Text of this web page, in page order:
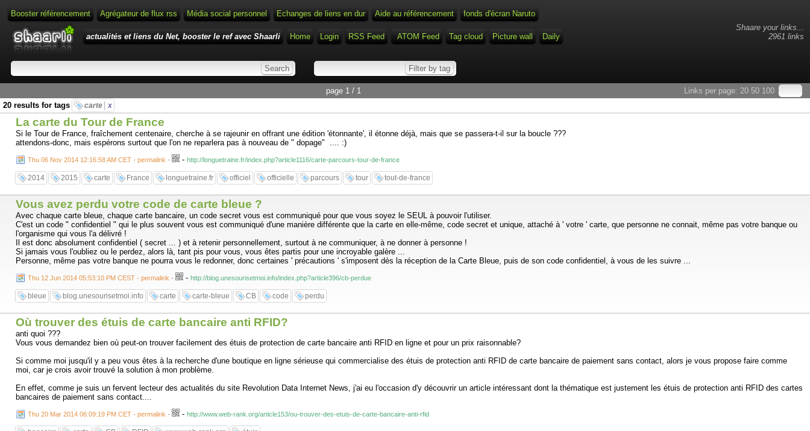
Booster référencement Agrégateur de flux rss Média social personnel Echanges de liens en dur Aide au référencement
fonds d'écran Naruto
Shaare your links...
2961 links
actualités et liens du Net, booster le ref avec Shaarli Home Login RSS Feed ATOM Feed Tag cloud Picture wall Daily
Links per page: 20 50 100
page 1 / 1
20 results for tags
carte x
La carte du Tour de France
Si le Tour de France, fraîchement centenaire, cherche à se rajeunir en offrant une édition 'étonnante', il étonne déjà, mais que se passera-t-il sur la boucle ???
attendons-donc, mais espérons surtout que l'on ne reparlera pas à nouveau de " dopage" .... :)
Thu 06 Nov 2014 12:16:58 AM CET - permalink - - http://longuetraine.fr/index.php?article1116/carte-parcours-tour-de-france
2014 2015 carte France longuetraine.fr officiel officielle parcours tour tout-de-france
Vous avez perdu votre code de carte bleue ?
Avec chaque carte bleue, chaque carte bancaire, un code secret vous est communiqué pour que vous soyez le SEUL à pouvoir l'utiliser.
C'est un code " confidentiel " qui le plus souvent vous est communiqué d'une manière différente que la carte en elle-même, code secret et unique, attaché à ' votre ' carte, que personne ne connait, même pas votre banque ou
l'organisme qui vous l'a délivré !
Il est donc absolument confidentiel ( secret ... ) et à retenir personnellement, surtout à ne communiquer, à ne donner à personne !
Si jamais vous l'oubliez ou le perdez, alors là, tant pis pour vous, vous êtes partis pour une incroyable galère ...
Personne, même pas votre banque ne pourra vous le redonner, donc certaines ' précautions ' s'imposent dès la réception de la Carte Bleue, puis de son code confidentiel, à vous de les suivre ...
Thu 12 Jun 2014 05:53:10 PM CEST - permalink - - http://blog.unesourisetmoi.info/index.php?article396/cb-perdue
bleue blog.unesourisetmoi.info carte carte-bleue CB code perdu
Où trouver des étuis de carte bancaire anti RFID?
anti quoi ???
Vous vous demandez bien où peut-on trouver facilement des étuis de protection de carte bancaire anti RFID en ligne et pour un prix raisonnable?
Si comme moi jusqu'il y a peu vous êtes à la recherche d'une boutique en ligne sérieuse qui commercialise des étuis de protection anti RFID de carte bancaire de paiement sans contact, alors je vous propose faire comme
moi, car je crois avoir trouvé la solution à mon problème.
En effet, comme je suis un fervent lecteur des actualités du site Revolution Data Internet News, j'ai eu l'occasion d'y découvrir un article intéressant dont la thématique est justement les étuis de protection anti RFID des cartes
bancaires de paiement sans contact....
Thu 20 Mar 2014 06:09:19 PM CET - permalink - - http://www.web-rank.org/article153/ou-trouver-des-etuis-de-carte-bancaire-anti-rfid